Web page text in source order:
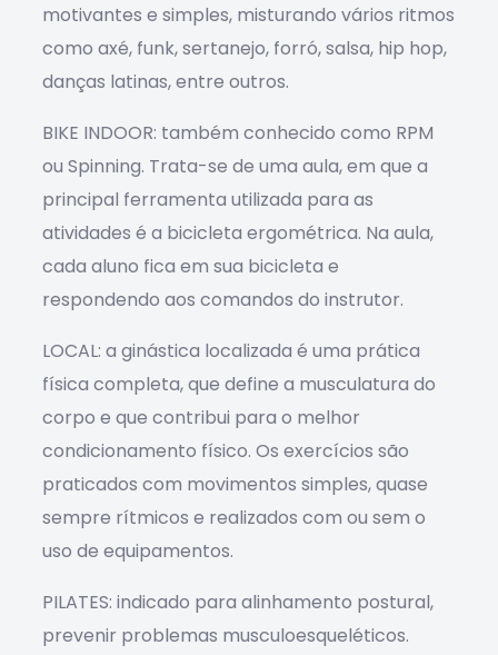
motivantes e simples, misturando vários ritmos
como axé, funk, sertanejo, forró, salsa, hip hop,
danças latinas, entre outros.
BIKE INDOOR: também conhecido como RPM
ou Spinning. Trata-se de uma aula, em que a
principal ferramenta utilizada para as
atividades é a bicicleta ergométrica. Na aula,
cada aluno fica em sua bicicleta e
respondendo aos comandos do instrutor.
LOCAL: a ginástica localizada é uma prática
física completa, que define a musculatura do
corpo e que contribui para o melhor
condicionamento físico. Os exercícios são
praticados com movimentos simples, quase
sempre rítmicos e realizados com ou sem o
uso de equipamentos.
PILATES: indicado para alinhamento postural,
prevenir problemas musculoesqueléticos.